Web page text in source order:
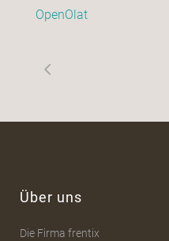
OpenOlat
Über uns
Die Firma frentix